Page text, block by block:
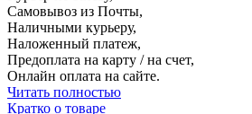
Самовывоз из Почты,
Наличными курьеру,
Наложенный платеж,
Предоплата на карту / на счет,
Онлайн оплата на сайте.
Читать полностью
Кратко о товаре